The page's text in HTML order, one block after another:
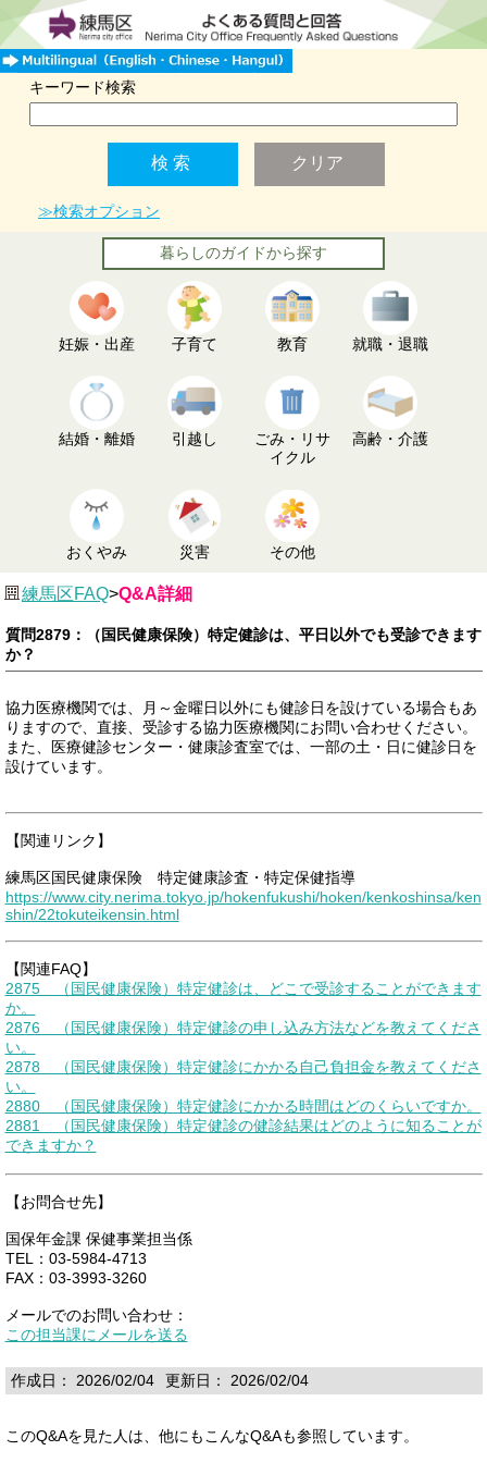
キーワード検索
≫検索オプション
暮らしのガイドから探す
妊娠・出産 子育て 教育 就職・退職
結婚・離婚 引越し
ごみ・リサ
イクル
高齢・介護
おくやみ 災害 その他
練馬区FAQ>Q&A詳細
質問2879：（国民健康保険）特定健診は、平日以外でも受診できます
か？
協力医療機関では、月～金曜日以外にも健診日を設けている場合もあ
りますので、直接、受診する協力医療機関にお問い合わせください。
また、医療健診センター・健康診査室では、一部の土・日に健診日を
設けています。
【関連リンク】
練馬区国民健康保険 特定健康診査・特定保健指導
https://www.city.nerima.tokyo.jp/hokenfukushi/hoken/kenkoshinsa/ken
shin/22tokuteikensin.html
【関連FAQ】
2875 （国民健康保険）特定健診は、どこで受診することができます
か。
2876 （国民健康保険）特定健診の申し込み方法などを教えてくださ
い。
2878 （国民健康保険）特定健診にかかる自己負担金を教えてくださ
い。
2880 （国民健康保険）特定健診にかかる時間はどのくらいですか。
2881 （国民健康保険）特定健診の健診結果はどのように知ることが
できますか？
【お問合せ先】
国保年金課 保健事業担当係
TEL：03-5984-4713
FAX：03-3993-3260
メールでのお問い合わせ：
この担当課にメールを送る
作成日： 2026/02/04 更新日： 2026/02/04
このQ&Aを見た人は、他にもこんなQ&Aも参照しています。